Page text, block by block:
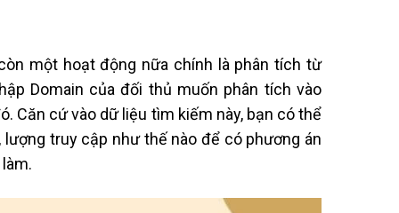
một hoạt động nữa chính là phân tích từ
Domain của đối thủ muốn phân tích vào
Căn cứ vào dữ liệu tìm kiếm này, bạn có thể
truy cập như thế nào để có phương án